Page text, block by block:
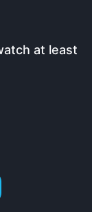
at least